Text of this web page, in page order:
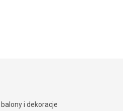
i dekoracje